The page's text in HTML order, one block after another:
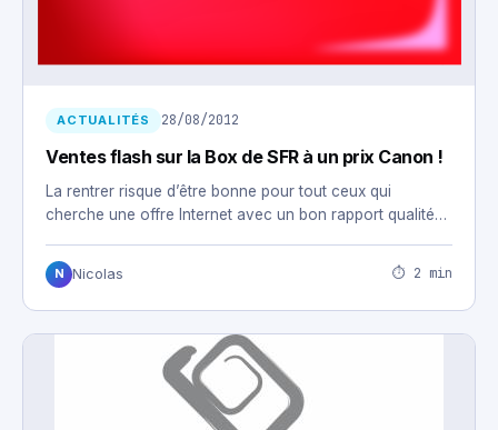
ACTUALITÉS 28/08/2012
Ventes flash sur la Box de SFR à un prix Canon !
La rentrer risque d’être bonne pour tout ceux qui
cherche une offre Internet avec un bon rapport qualité…
N Nicolas ⏱ 2 min